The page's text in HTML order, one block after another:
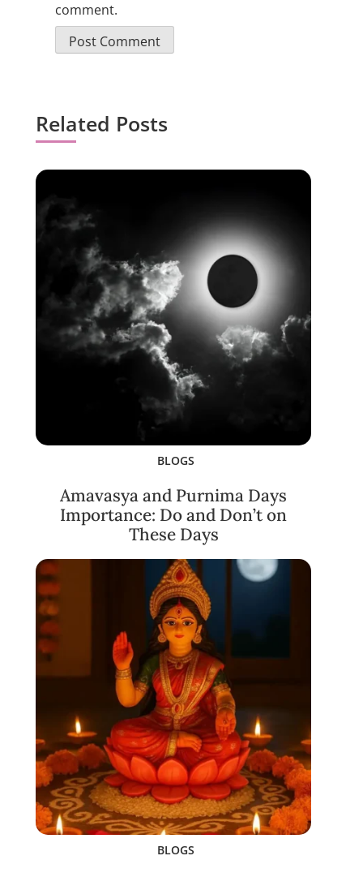
comment.
Related Posts
BLOGS
Amavasya and Purnima Days
Importance: Do and Don’t on
These Days
BLOGS